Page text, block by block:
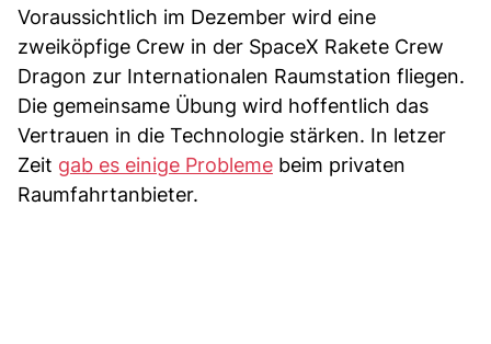
Voraussichtlich im Dezember wird eine
zweiköpfige Crew in der SpaceX Rakete Crew
Dragon zur Internationalen Raumstation fliegen.
Die gemeinsame Übung wird hoffentlich das
Vertrauen in die Technologie stärken. In letzer
Zeit gab es einige Probleme beim privaten
Raumfahrtanbieter.